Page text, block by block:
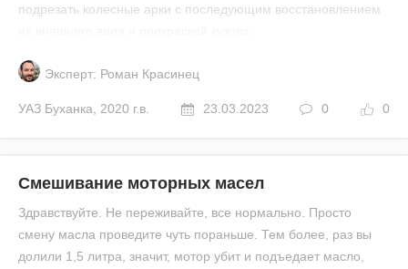
подрезать колесные арки с последующим восстановлением
Эксперт: Роман Красинец
УАЗ Буханка 2020 г.в. 23.03.2023 0 0
Смешивание моторных масел
Здравствуйте. Не переживайте, все нормально. Просто
смену масла проведите чуть пораньше. Тем более, раз вы
долили 1,5 литра, значит, мотор убит и подъедает масло,